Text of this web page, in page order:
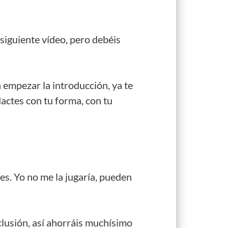
vídeo, pero debéis
la introducción, ya te
con tu forma, con tu
Yo no me la jugaría, pueden
así ahorráis muchísimo